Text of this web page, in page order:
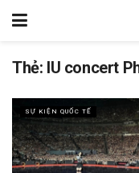
Thẻ: IU concert
SỰ KIỆN QUỐC TẾ